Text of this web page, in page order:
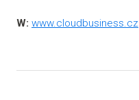
W: www.cloudbusiness.cz